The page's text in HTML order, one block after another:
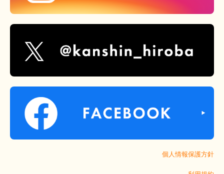
個人情報保護方針